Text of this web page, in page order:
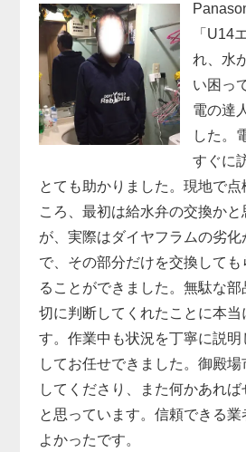
「U14
れ、水
い困っ
電の達
した。
すぐに
とても助かりました。現地で点
ころ、最初は給水弁の交換か
が、実際はダイヤフラムの劣化
で、その部分だけを交換しても
ることができました。無駄な
切に判断してくれたことに本当
す。作業中も状況を丁寧に説
してお任せできました。御殿
してくださり、また何かあれ
と思っています。信頼できる
よかったです。